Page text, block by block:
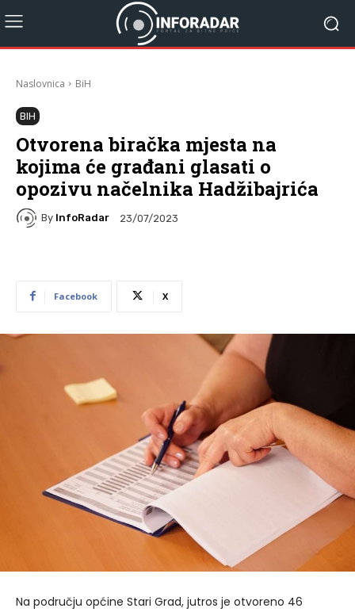
Naslovnica BiH
BIH
Otvorena biračka mjesta na
kojima će građani glasati o
opozivu načelnika Hadžibajrića
By InfoRadar 23/07/2023
Facebook X
Na području općine Stari Grad, jutros je otvoreno 46